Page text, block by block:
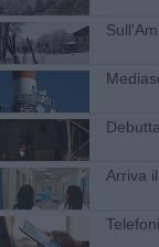
Arriva